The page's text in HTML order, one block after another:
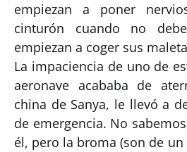
empiezan a poner
cinturón cuando no
empiezan a coger sus
La impaciencia de uno de
aeronave acababa de
china de Sanya, le llevó a
de emergencia. No
él, pero la broma (son de